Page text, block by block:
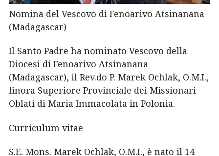
Nomina del Vescovo di Fenoarivo Atsinanana
(Madagascar)
Il Santo Padre ha nominato Vescovo della
Diocesi di Fenoarivo Atsinanana
(Madagascar), il Rev.do P. Marek Ochlak, O.M.I.,
finora Superiore Provinciale dei Missionari
Oblati di Maria Immacolata in Polonia.
Curriculum vitae
S.E. Mons. Marek Ochlak, O.M.I., è nato il 14